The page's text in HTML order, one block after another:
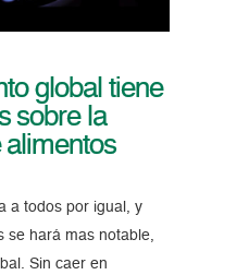
global tiene
sobre la
alimentos
a todos por igual, y
se hará mas notable,
Sin caer en